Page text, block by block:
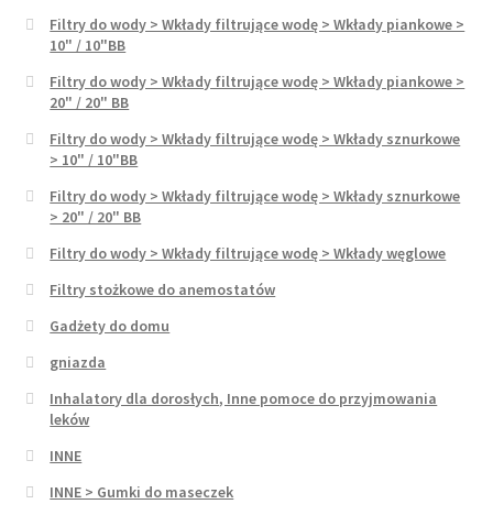
Filtry do wody > Wkłady filtrujące wodę > Wkłady piankowe >
10" / 10"BB
Filtry do wody > Wkłady filtrujące wodę > Wkłady piankowe >
20" / 20" BB
Filtry do wody > Wkłady filtrujące wodę > Wkłady sznurkowe
> 10" / 10"BB
Filtry do wody > Wkłady filtrujące wodę > Wkłady sznurkowe
> 20" / 20" BB
Filtry do wody > Wkłady filtrujące wodę > Wkłady węglowe
Filtry stożkowe do anemostatów
Gadżety do domu
gniazda
Inhalatory dla dorosłych, Inne pomoce do przyjmowania
leków
INNE
INNE > Gumki do maseczek